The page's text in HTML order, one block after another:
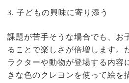
3. 子どもの興味に寄り添う
課題が苦手そうな場合でも、お
ることで楽しさが倍増します。
ラクターや動物が登場する内容
きな色のクレヨンを使って絵を